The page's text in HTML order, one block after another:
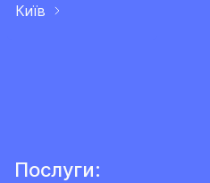
Київ
Послуги: